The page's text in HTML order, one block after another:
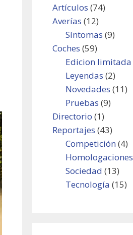
Artículos (74)
Averías (12)
Síntomas (9)
Coches (59)
Edicion limitada
Leyendas (2)
Novedades (11)
Pruebas (9)
Directorio (1)
Reportajes (43)
Competición (4)
Homologaciones
Sociedad (13)
Tecnología (15)